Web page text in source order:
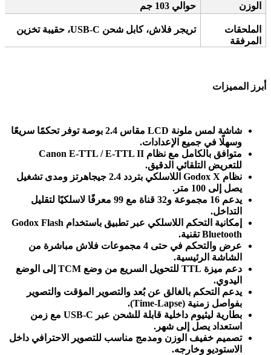
الوزن حوالي 103 جم
الملحقات
المرفقة
تريجر فلاش، كابل شحن ، حقيبة تخزين
أبرز المميزات
شاشة لمس ملونة
مقاس 2.4 بوصة توفر تحكمًا سريعًا
وسهلًا في جميع الإعدادات.
متوافق بالكامل مع نظام
للتعريض التلقائي الدقيق.
نظام
اللاسلكي بتردد 2.4 جيجاهرتز ومدى تشغيل
يصل إلى 100 متر
.
يدعم 16 مجموعة و32 قناة مع 99 معرفًا لاسلكيًا لتقليل
التداخل.
إمكانية التحكم اللاسلكي عبر تطبيق باستخدام
تقنيةBluetooth.
عرض والتحكم في حتى 4 مجموعات فلاش مباشرة من
الشاشة الرئيسية.
دعم ميزة
للتحويل السريع من وضع TTL
إلى الوضع
اليدوي.
يدعم التحكم بالغالق عن بُعد والتصوير المؤقت والتصوير
بفواصل زمنية (Time-Lapse).
بطارية ليثيوم داخلية قابلة للشحن عبر
مع زمن
استعداد يصل إلى شهر .
تصميم خفيف الوزن ومدمج مناسب للتصوير الاحترافي داخل
الاستوديو وخارجه.